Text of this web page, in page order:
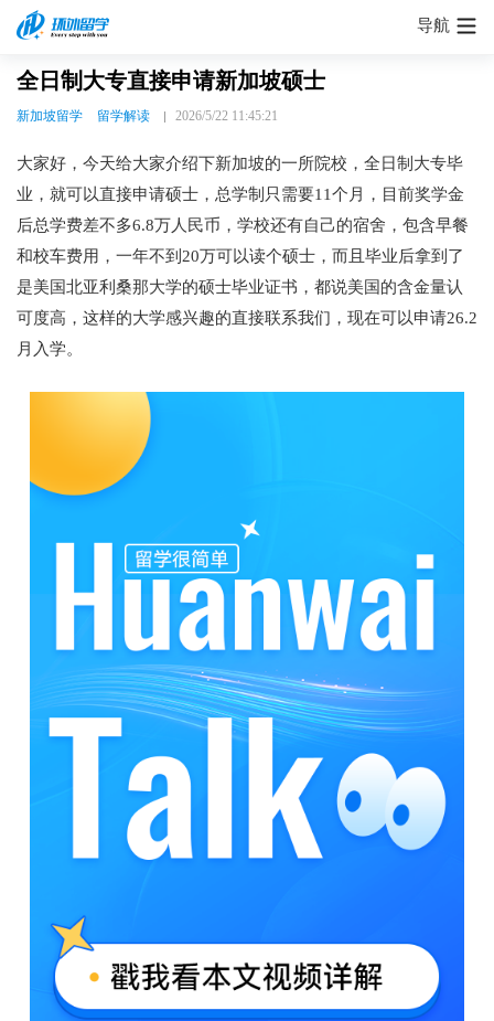
导航
全日制大专直接申请新加坡硕士
新加坡留学 留学解读 2026/5/22 11:45:21
大家好，今天给大家介绍下新加坡的一所院校，全日制大专毕
业，就可以直接申请硕士，总学制只需要11个月，目前奖学金
后总学费差不多6.8万人民币，学校还有自己的宿舍，包含早餐
和校车费用，一年不到20万可以读个硕士，而且毕业后拿到了
是美国北亚利桑那大学的硕士毕业证书，都说美国的含金量认
可度高，这样的大学感兴趣的直接联系我们，现在可以申请26.2
月入学。